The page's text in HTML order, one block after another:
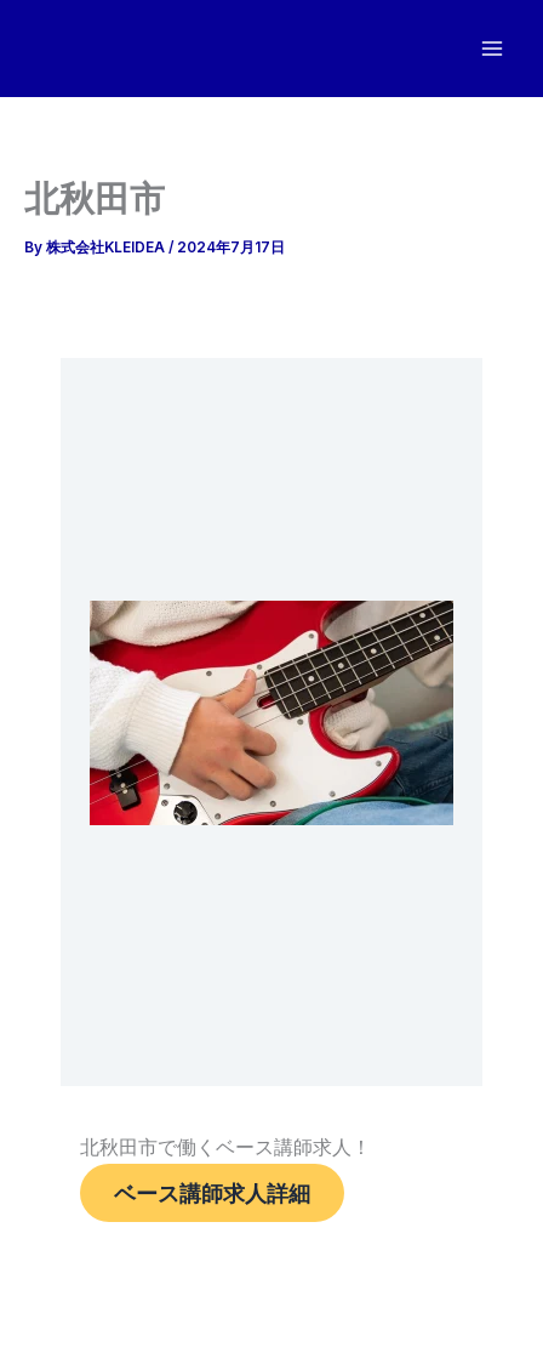
北秋田市
By 株式会社KLEIDEA / 2024年7月17日
北秋田市で働くベース講師求人！
ベース講師求人詳細